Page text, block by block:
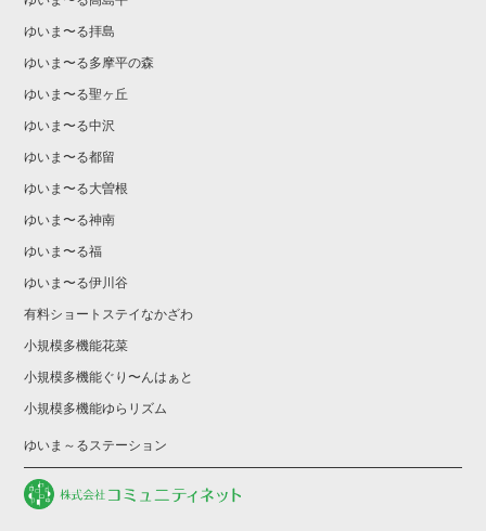
ゆいま〜る拝島
ゆいま〜る多摩平の森
ゆいま〜る聖ヶ丘
ゆいま〜る中沢
ゆいま〜る都留
ゆいま〜る大曽根
ゆいま〜る神南
ゆいま〜る福
ゆいま〜る伊川谷
有料ショートステイなかざわ
小規模多機能花菜
小規模多機能ぐり〜んはぁと
小規模多機能ゆらリズム
ゆいま～るステーション